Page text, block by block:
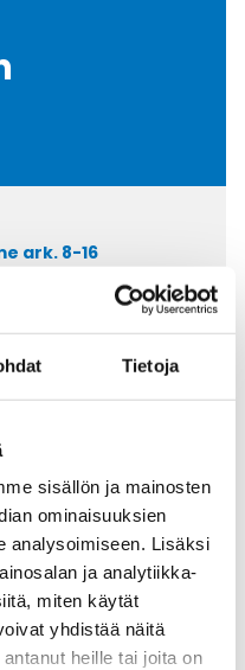
Tietoja
sisällön ja mainosten
ominaisuuksien
analysoimiseen. Lisäksi
ja analytiikka-
miten käytät
yhdistää näitä
heille tai joita on
ark. 8-16
KAWEFLEX 6230 SK-
25G2,5 (AWG14)